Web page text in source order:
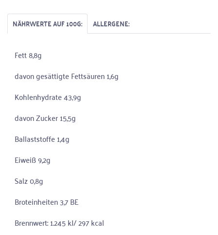
NÄHRWERTE AUF 100G: ALLERGENE:
Fett 8,8g
davon gesättigte Fettsäuren 1,6g
Kohlenhydrate 43,9g
davon Zucker 15,5g
Ballaststoffe 1,4g
Eiweiß 9,2g
Salz 0,8g
Broteinheiten 3,7 BE
Brennwert: 1.245 kJ/ 297 kcal